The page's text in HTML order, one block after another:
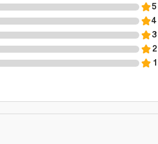
5
4
3
2
1